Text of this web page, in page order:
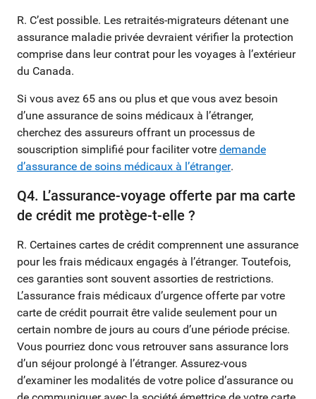
R. C’est possible. Les retraités-migrateurs détenant une
assurance maladie privée devraient vérifier la protection
comprise dans leur contrat pour les voyages à l’extérieur
du Canada.
Si vous avez 65 ans ou plus et que vous avez besoin
d’une assurance de soins médicaux à l’étranger,
cherchez des assureurs offrant un processus de
souscription simplifié pour faciliter votre demande
d’assurance de soins médicaux à l’étranger.
Q4. L’assurance-voyage offerte par ma carte
de crédit me protège-t-elle ?
R. Certaines cartes de crédit comprennent une assurance
pour les frais médicaux engagés à l’étranger. Toutefois,
ces garanties sont souvent assorties de restrictions.
L’assurance frais médicaux d’urgence offerte par votre
carte de crédit pourrait être valide seulement pour un
certain nombre de jours au cours d’une période précise.
Vous pourriez donc vous retrouver sans assurance lors
d’un séjour prolongé à l’étranger. Assurez-vous
d’examiner les modalités de votre police d’assurance ou